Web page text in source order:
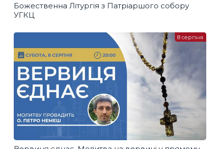
Божественна Літургія з Патріаршого собору
УГКЦ
8 серпня